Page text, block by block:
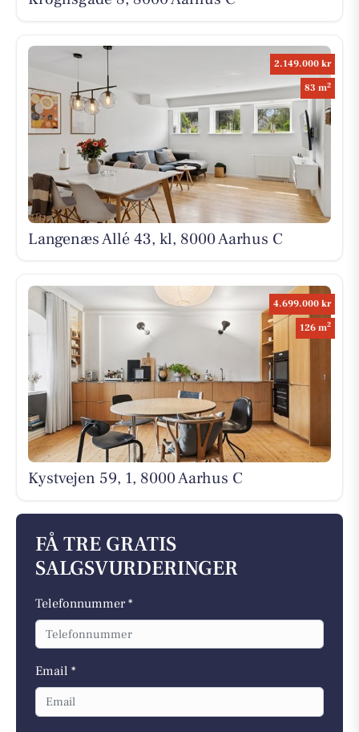
2.149.000 kr
83 m2
Langenæs Allé 43, kl, 8000 Aarhus C
4.699.000 kr
126 m2
Kystvejen 59, 1, 8000 Aarhus C
FÅ TRE GRATIS
SALGSVURDERINGER
Telefonnummer *
Email *